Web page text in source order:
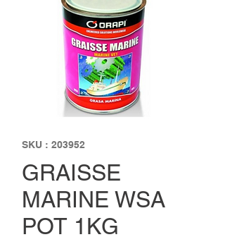
SKU : 203952
GRAISSE
MARINE WSA
POT 1KG